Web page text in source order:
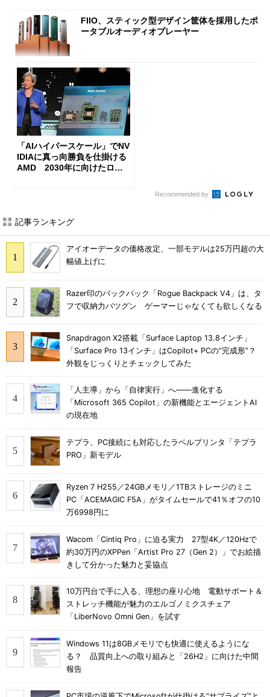
FIIO、スティック型デザイン筐体を採用したポ
ータブルオーディオプレーヤー
「AIハイパースケール」でNV
IDIAに真っ向勝負を仕掛ける
AMD 2030年に向けたロー
Recommended by
記事ランキング
アイオーデータの価格改定、一部モデルは25万円超の大
幅値上げに
Razer印のバックパック「Rogue Backpack V4」は、タ
フで収納力バツグン ゲーマーじゃなくても欲しくなる
Snapdragon X2搭載「Surface Laptop 13.8インチ」
「Surface Pro 13インチ」はCopilot+ PCの“完成形”？
外観をじっくりとチェックしてみた
「人主導」から「自律実行」へ――進化する
「Microsoft 365 Copilot」の新機能とエージェントAI
の現在地
テプラ、PC接続にも対応したラベルプリンタ「テプラ
PRO」新モデル
Ryzen 7 H255／24GBメモリ／1TBストレージのミニ
PC「ACEMAGIC F5A」がタイムセールで41％オフの10
万6998円に
Wacom「Cintiq Pro」に迫る実力 27型4K／120Hzで
約30万円のXPPen「Artist Pro 27（Gen 2）」でお絵描
きして分かった魅力と妥協点
10万円台で手に入る、理想の座り心地 電動サポート＆
ストレッチ機能が魅力のエルゴノミクスチェア
「LiberNovo Omni Gen」を試す
Windows 11は8GBメモリでも快適に使えるようにな
る？ 品質向上への取り組みと「26H2」に向けた中間
報告